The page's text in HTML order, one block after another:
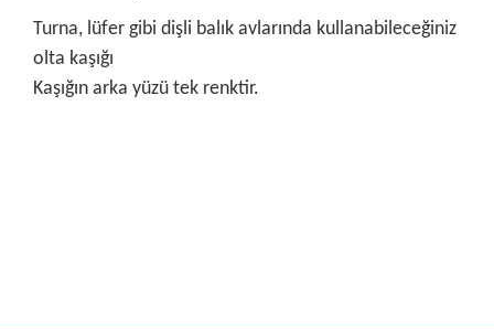
Turna, lüfer gibi dişli balık avlarında kullanabileceğiniz
olta kaşığı
Kaşığın arka yüzü tek renktir.